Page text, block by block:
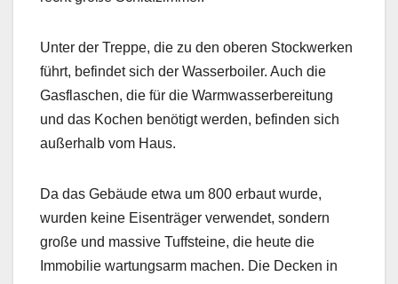
Unter der Treppe, die zu den oberen Stockwerken
führt, befindet sich der Wasserboiler. Auch die
Gasflaschen, die für die Warmwasserbereitung
und das Kochen benötigt werden, befinden sich
außerhalb vom Haus.
Da das Gebäude etwa um 800 erbaut wurde,
wurden keine Eisenträger verwendet, sondern
große und massive Tuffsteine, die heute die
Immobilie wartungsarm machen. Die Decken in